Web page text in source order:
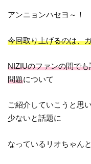
アンニョンハセヨ～！
今回取り上げるのは、
NIZIUのファンの間で
問題について
ご紹介していこうと思
少ないと話題に
なっているリオちゃん